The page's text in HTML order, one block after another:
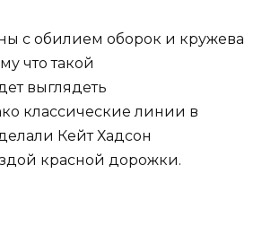
с обилием оборок и кружева
что такой
выглядеть
классические линии в
Кейт Хадсон
красной дорожки.